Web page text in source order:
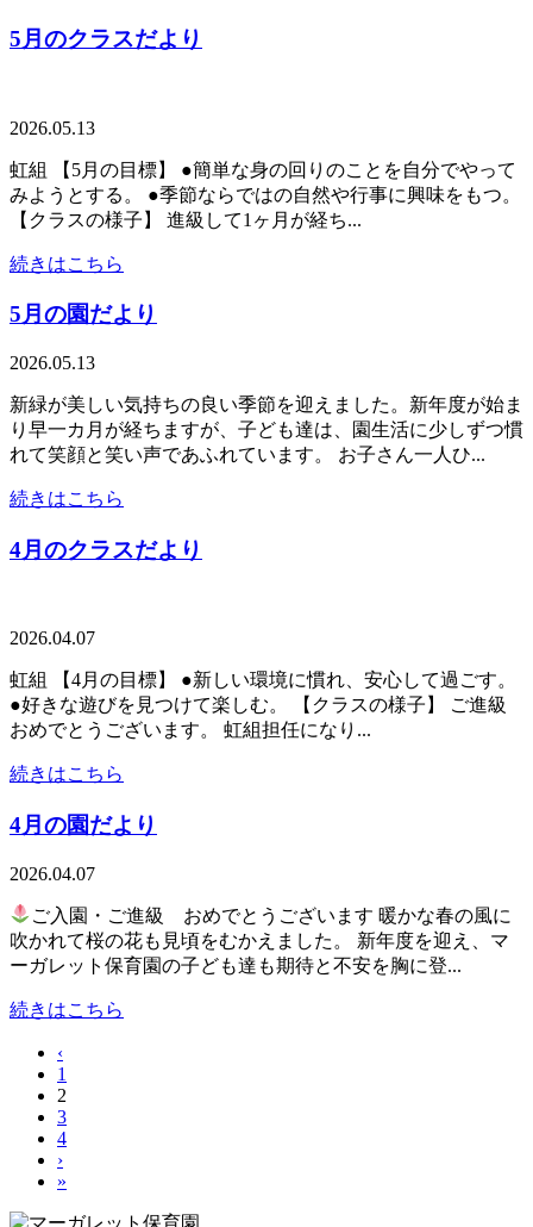
5月のクラスだより
2026.05.13
虹組 【5月の目標】 ●簡単な身の回りのことを自分でやって
みようとする。 ●季節ならではの自然や行事に興味をもつ。
【クラスの様子】 進級して1ヶ月が経ち...
続きはこちら
5月の園だより
2026.05.13
新緑が美しい気持ちの良い季節を迎えました。新年度が始ま
り早一カ月が経ちますが、子ども達は、園生活に少しずつ慣
れて笑顔と笑い声であふれています。 お子さん一人ひ...
続きはこちら
4月のクラスだより
2026.04.07
虹組 【4月の目標】 ●新しい環境に慣れ、安心して過ごす。
●好きな遊びを見つけて楽しむ。 【クラスの様子】 ご進級
おめでとうございます。 虹組担任になり...
続きはこちら
4月の園だより
2026.04.07
ご入園・ご進級 おめでとうございます 暖かな春の風に
吹かれて桜の花も見頃をむかえました。 新年度を迎え、マ
ーガレット保育園の子ども達も期待と不安を胸に登...
続きはこちら
‹
1
2
3
4
›
»